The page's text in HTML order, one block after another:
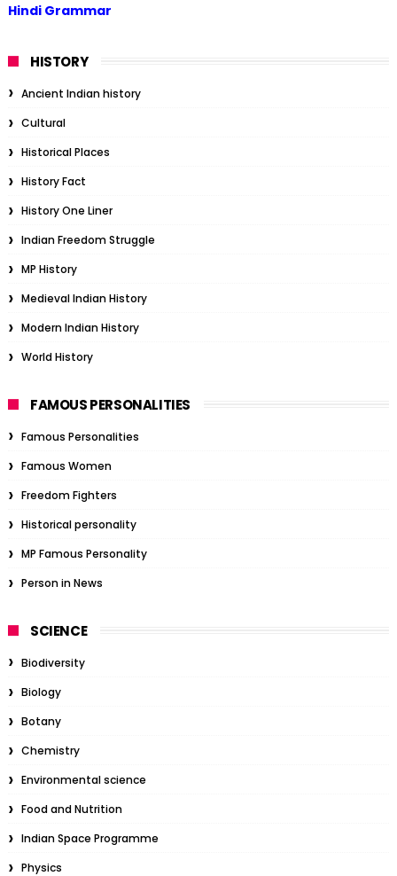
Hindi Grammar
HISTORY
Ancient Indian history
Cultural
Historical Places
History Fact
History One Liner
Indian Freedom Struggle
MP History
Medieval Indian History
Modern Indian History
World History
FAMOUS PERSONALITIES
Famous Personalities
Famous Women
Freedom Fighters
Historical personality
MP Famous Personality
Person in News
SCIENCE
Biodiversity
Biology
Botany
Chemistry
Environmental science
Food and Nutrition
Indian Space Programme
Physics